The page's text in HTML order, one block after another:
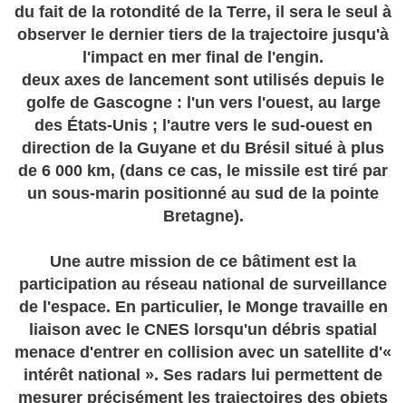
du fait de la rotondité de la Terre, il sera le seul à
observer le dernier tiers de la trajectoire jusqu'à
l'impact en mer final de l'engin.
deux axes de lancement sont utilisés depuis le
golfe de Gascogne : l'un vers l'ouest, au large
des États-Unis ; l'autre vers le sud-ouest en
direction de la Guyane et du Brésil situé à plus
de 6 000 km, (dans ce cas, le missile est tiré par
un sous-marin positionné au sud de la pointe
Bretagne).
Une autre mission de ce bâtiment est la
participation au réseau national de surveillance
de l'espace. En particulier, le Monge travaille en
liaison avec le CNES lorsqu'un débris spatial
menace d'entrer en collision avec un satellite d'«
intérêt national ». Ses radars lui permettent de
mesurer précisément les trajectoires des objets